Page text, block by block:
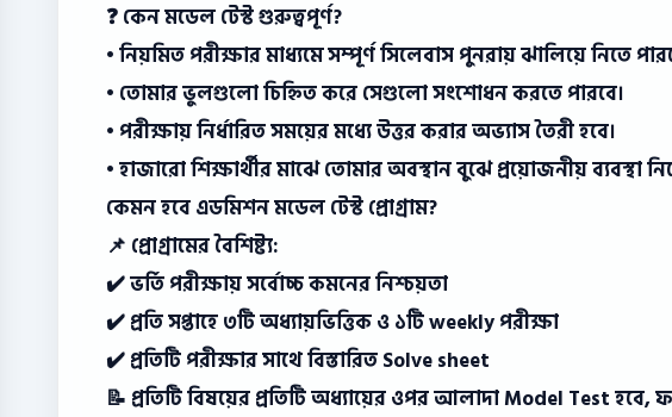
❓ কেন মডেল টেস্ট গুরুত্বপূর্ণ?
• নিয়মিত পরীক্ষার মাধ্যমে সম্পূর্ণ সিলেবাস পুনরায় ঝালিয়ে নিতে
• তোমার ভুলগুলো চিহ্নিত করে সেগুলো সংশোধন করতে পারবে।
• পরীক্ষায় নির্ধারিত সময়ের মধ্যে উত্তর করার অভ্যাস তৈরী হবে।
• হাজারো শিক্ষার্থীর মাঝে তোমার অবস্থান বুঝে প্রয়োজনীয় ব্যবস্থা
কেমন হবে এডমিশন মডেল টেস্ট প্রোগ্রাম?
📌 প্রোগ্রামের বৈশিষ্ট্য:
✔️ ভর্তি পরীক্ষায় সর্বোচ্চ কমনের নিশ্চয়তা
✔️ প্রতি সপ্তাহে ৩টি অধ্যায়ভিত্তিক ও ১টি weekly পরীক্ষা
✔️ প্রতিটি পরীক্ষার সাথে বিস্তারিত Solve sheet
📝 প্রতিটি বিষয়ের প্রতিটি অধ্যায়ের ওপর আলাদা Model Test